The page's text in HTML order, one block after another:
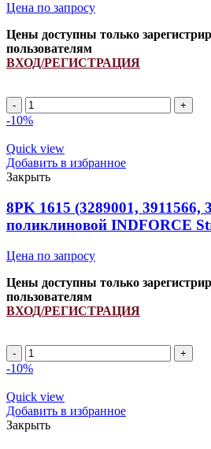
Цена по запросу
Цены доступны только
пользователям
ВХОД/РЕГИСТРАЦИЯ
8PK
2420
поликлиновой
INDFORCE
Strongest
quantity
-10%
Quick view
Добавить в избранное
Закрыть
8PK 1615 (3289001, 3911566,
поликлиновой INDFORCE
Цена по запросу
Цены доступны только
пользователям
ВХОД/РЕГИСТРАЦИЯ
8PK
1615
3911566,
3807369)
ремень
поликлиновой
-10%
Quick view
Добавить в избранное
Закрыть